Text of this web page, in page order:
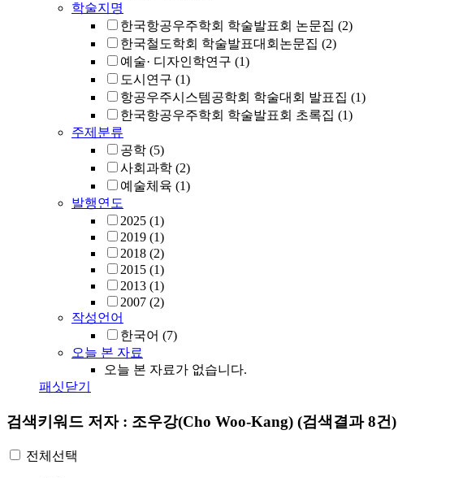
학술지명
한국항공우주학회 학술발표회 논문집 (2)
한국철도학회 학술발표대회논문집 (2)
예술· 디자인학연구 (1)
도시연구 (1)
항공우주시스템공학회 학술대회 발표집 (1)
한국항공우주학회 학술발표회 초록집 (1)
주제분류
공학 (5)
사회과학 (2)
예술체육 (1)
발행연도
2025 (1)
2019 (1)
2018 (2)
2015 (1)
2013 (1)
2007 (2)
작성언어
한국어 (7)
오늘 본 자료
오늘 본 자료가 없습니다.
패싯닫기
검색키워드 저자 : 조우강(Cho Woo-Kang) (검색결과 8건)
전체선택